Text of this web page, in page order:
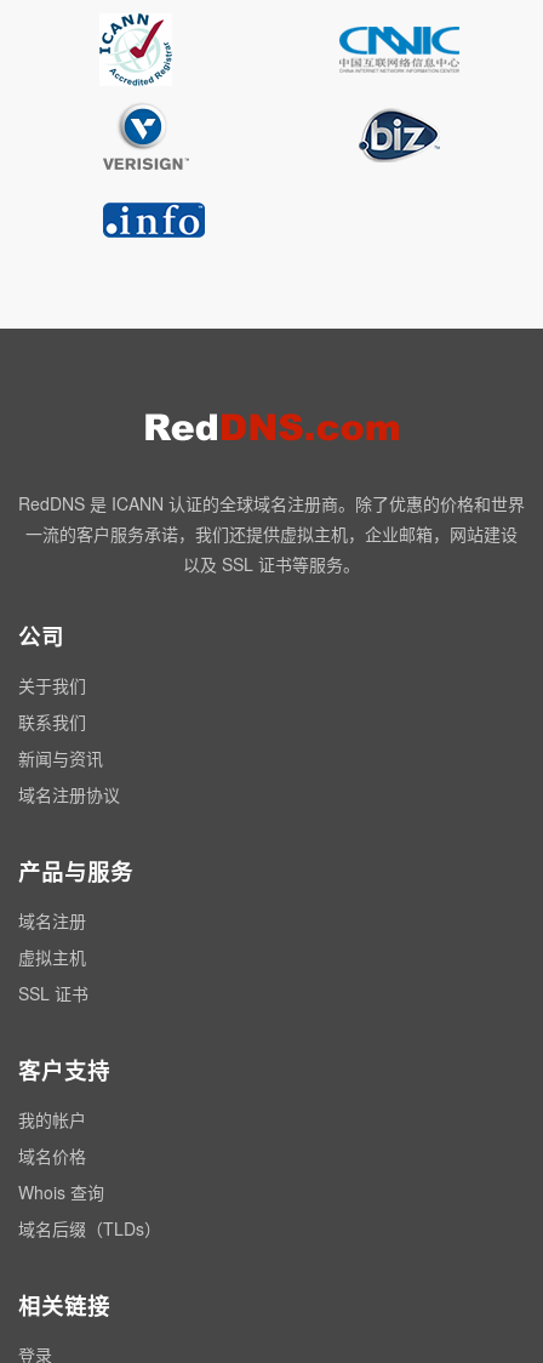
RedDNS 是 ICANN 认证的全球域名注册商。除了优惠的价格和世界
一流的客户服务承诺，我们还提供虚拟主机，企业邮箱，网站建设
以及 SSL 证书等服务。
公司
关于我们
联系我们
新闻与资讯
域名注册协议
产品与服务
域名注册
虚拟主机
SSL 证书
客户支持
我的帐户
域名价格
Whois 查询
域名后缀（TLDs）
相关链接
登录